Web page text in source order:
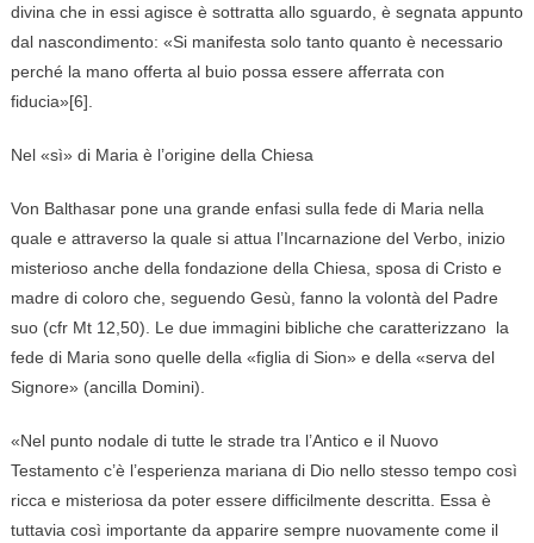
divina che in essi agisce è sottratta allo sguardo, è segnata appunto
dal nascondimento: «Si manifesta solo tanto quanto è necessario
perché la mano offerta al buio possa essere afferrata con
fiducia»[6].
Nel «sì» di Maria è l’origine della Chiesa
Von Balthasar pone una grande enfasi sulla fede di Maria nella
quale e attraverso la quale si attua l’Incarnazione del Verbo, inizio
misterioso anche della fondazione della Chiesa, sposa di Cristo e
madre di coloro che, seguendo Gesù, fanno la volontà del Padre
suo (cfr Mt 12,50). Le due immagini bibliche che caratterizzano la
fede di Maria sono quelle della «figlia di Sion» e della «serva del
Signore» (ancilla Domini).
«Nel punto nodale di tutte le strade tra l’Antico e il Nuovo
Testamento c’è l’esperienza mariana di Dio nello stesso tempo così
ricca e misteriosa da poter essere difficilmente descritta. Essa è
tuttavia così importante da apparire sempre nuovamente come il